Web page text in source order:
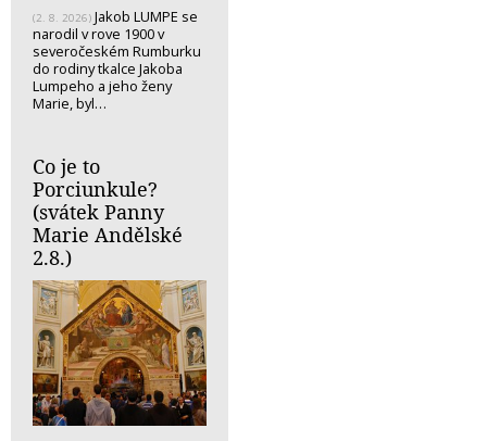
(2. 8. 2026) Jakob LUMPE se
narodil v rove 1900 v
severočeském Rumburku
do rodiny tkalce Jakoba
Lumpeho a jeho ženy
Marie, byl…
Co je to
Porciunkule?
(svátek Panny
Marie Andělské
2.8.)